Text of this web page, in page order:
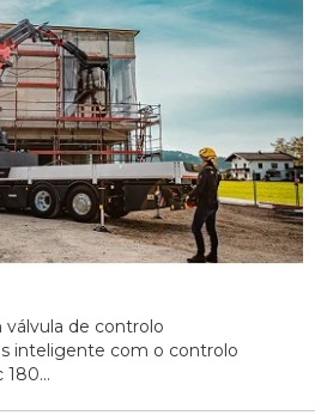
válvula de controlo
inteligente com o controlo